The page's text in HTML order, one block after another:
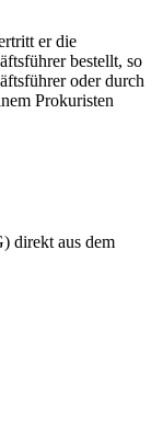
er die
bestellt, so
oder durch
Prokuristen
direkt aus dem